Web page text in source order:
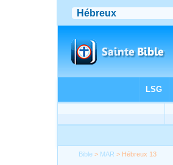
Bible > MAR > Hébreux 13